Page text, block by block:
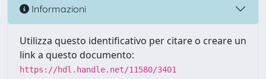
Informazioni
Utilizza questo identificativo per citare o creare un
link a questo documento:
https://hdl.handle.net/11580/3401